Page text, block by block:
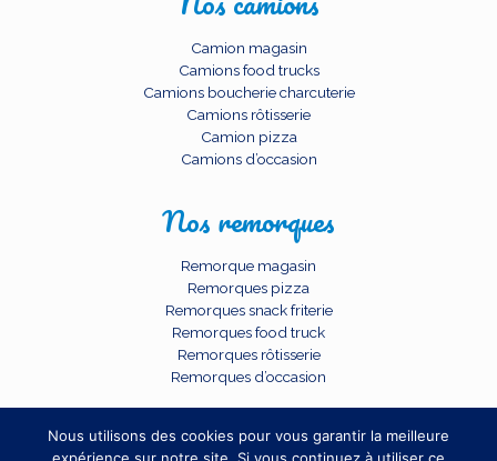
Camion magasin
Camions food trucks
Camions boucherie charcuterie
Camions rôtisserie
Camion pizza
Camions d’occasion
Nos remorques
Remorque magasin
Remorques pizza
Remorques snack friterie
Remorques food truck
Remorques rôtisserie
Remorques d’occasion
Nous utilisons des cookies pour vous garantir la meilleure